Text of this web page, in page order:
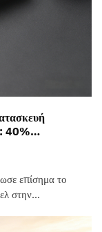
40%
επίσημα το
στην